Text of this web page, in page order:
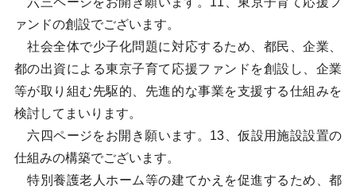
ァンドの創設でございます。
社会全体で少子化問題に対応するため、都民、企業、
都の出資による東京子育て応援ファンドを創設し、企業
等が取り組む先駆的、先進的な事業を支援する仕組みを
検討してまいります。
六四ページをお開き願います。13、仮設用施設設置の
仕組みの構築でございます。
特別養護老人ホーム等の建てかえを促進するため、都